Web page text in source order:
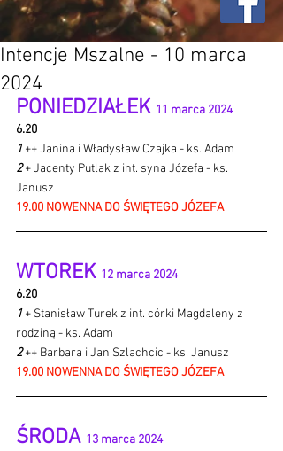
Intencje Mszalne - 10 marca
2024
PONIEDZIAŁEK 11 marca 2024
6.20
1 ++ Janina i Władysław Czajka - ks. Adam
2 + Jacenty Putlak z int. syna Józefa - ks.
Janusz
19.00 NOWENNA DO ŚWIĘTEGO JÓZEFA
WTOREK 12 marca 2024
6.20
1 + Stanisław Turek z int. córki Magdaleny z
rodziną - ks. Adam
2 ++ Barbara i Jan Szlachcic - ks. Janusz
19.00 NOWENNA DO ŚWIĘTEGO JÓZEFA
ŚRODA 13 marca 2024